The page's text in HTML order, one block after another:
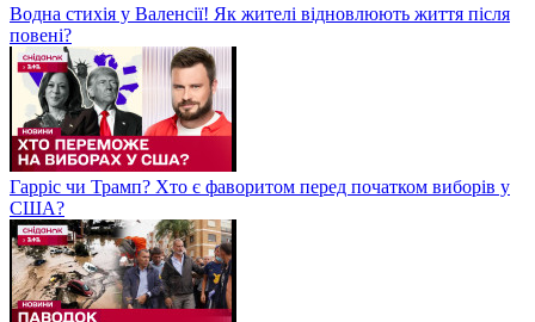
Водна стихія у Валенсії! Як жителі відновлюють життя після
повені?
Гарріс чи Трамп? Хто є фаворитом перед початком виборів у
США?